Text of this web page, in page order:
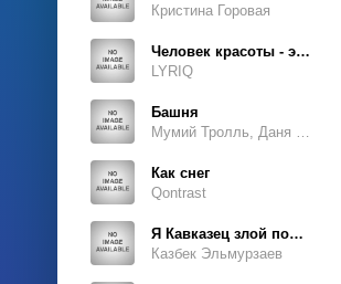
Кристина Горовая
Человек красоты - это ты, это ты, это ты
LYRIQ
Башня
Как снег
Qontrast
Я Кавказец злой породы
Казбек Эльмурзаев